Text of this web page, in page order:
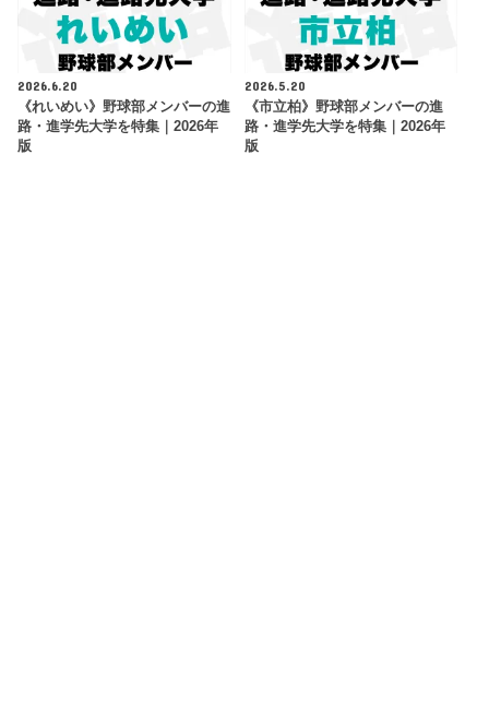
2026.6.20
《れいめい》野球部メンバーの進
路・進学先大学を特集｜2026年
版
2026.5.20
《市立柏》野球部メンバーの進
路・進学先大学を特集｜2026年
版